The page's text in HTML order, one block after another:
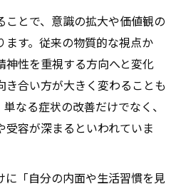
とで、意識の拡大や価値観の
す。従来の物質的な視点か
神性を重視する方向へと変化
き合い方が大きく変わることも
なる症状の改善だけでなく、
受容が深まるといわれていま
「自分の内面や生活習慣を見